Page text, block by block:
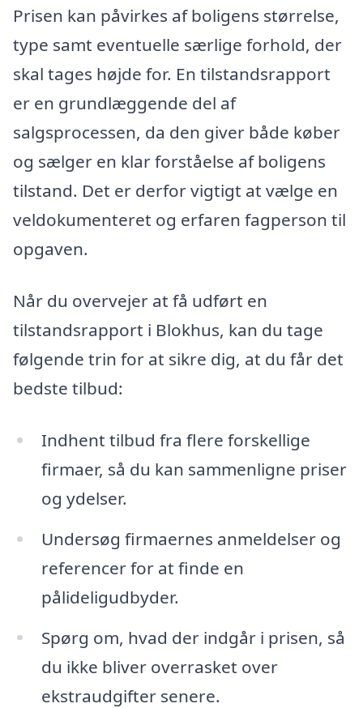
Prisen kan påvirkes af boligens størrelse,
type samt eventuelle særlige forhold, der
skal tages højde for. En tilstandsrapport
er en grundlæggende del af
salgsprocessen, da den giver både køber
og sælger en klar forståelse af boligens
tilstand. Det er derfor vigtigt at vælge en
veldokumenteret og erfaren fagperson til
opgaven.
Når du overvejer at få udført en
tilstandsrapport i Blokhus, kan du tage
følgende trin for at sikre dig, at du får det
bedste tilbud:
Indhent tilbud fra flere forskellige
firmaer, så du kan sammenligne priser
og ydelser.
Undersøg firmaernes anmeldelser og
referencer for at finde en
pålideligudbyder.
Spørg om, hvad der indgår i prisen, så
du ikke bliver overrasket over
ekstraudgifter senere.